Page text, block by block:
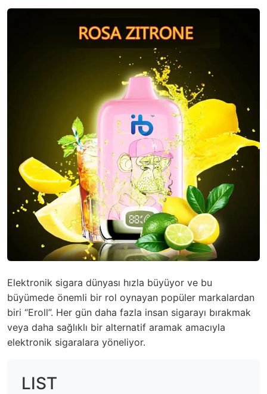
Elektronik sigara dünyası hızla büyüyor ve bu
büyümede önemli bir rol oynayan popüler markalardan
biri “Eroll”. Her gün daha fazla insan sigarayı bırakmak
veya daha sağlıklı bir alternatif aramak amacıyla
elektronik sigaralara yöneliyor.
LIST